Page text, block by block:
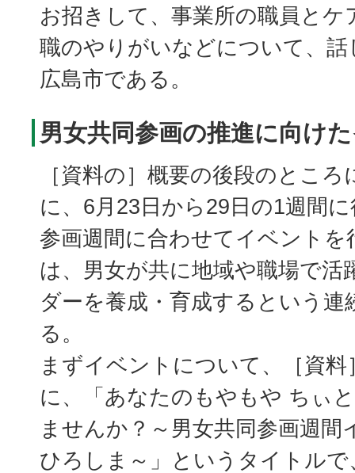
お招きして、事業所の職員とケ
職のやりがいなどについて、話
広島市である。
男女共同参画の推進に向け
［資料の］概要の後段のとこ
に、6月23日から29日の1週間
参画週間に合わせてイベントを
は、男女が共に地域や職場で活
ダーを養成・育成するという連
る。
まずイベントについて、［資
に、「あなたのもやもや ちぃ
ませんか？～男女共同参画週間
ひろしま～」というタイトルで